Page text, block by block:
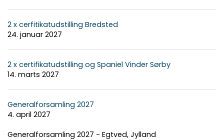
2 x cerfitikatudstilling Bredsted
24. januar 2027
2 x certifikatudstilling og Spaniel Vinder Sørby
14. marts 2027
Generalforsamling 2027
4. april 2027
Generalforsamling 2027 - Egtved, Jylland